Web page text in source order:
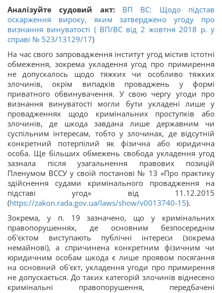
Аналізуйте судовий акт:
ВП ВС: Щодо підстав
оскарження вироку, яким затверджено угоду про
визнання винуватості ( ВП/ВС від 2 жовтня 2018 р. у
справі № 523/13129/17)
На час свого запровадження інститут угод містив істотні
обмеження, зокрема укладення угод про примирення
не допускалось щодо тяжких чи особливо тяжких
злочинів, окрім випадків проваджень у формі
приватного обвинувачення. У свою чергу угоди про
визнання винуватості могли бути укладені лише у
провадженнях щодо кримінальних проступків або
злочинів, де шкода завдана лише державним чи
суспільним інтересам, тобто у злочинах, де відсутній
конкретний потерпілий як фізична або юридична
особа. Ще більших обмежень свобода укладення угод
зазнала після узагальнення правових позицій
Пленумом ВССУ у своїй постанові № 13 «Про практику
здійснення судами кримінального провадження на
підставі угод» від 11.12.2015
(https://zakon.rada.gov.ua/laws/show/v0013740-15).
Зокрема, у п. 19 зазначено, що у кримінальних
правопорушеннях, де основним безпосереднім
об'єктом виступають публічні інтереси (зокрема
немайнові), а спричинена конкретним фізичним чи
юридичним особам шкода є лише проявом посягання
на основний об'єкт, укладення угоди про примирення
не допускається. До таких категорій злочинів віднесено
кримінальні правопорушення, передбачені